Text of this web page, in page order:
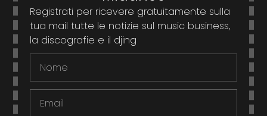
Registrati per ricevere gratuitamente sulla
tua mail tutte le notizie sul music business,
la discografie e il djing